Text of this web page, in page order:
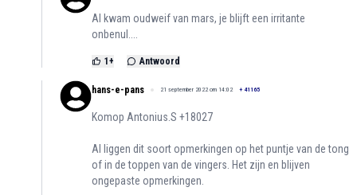
Al kwam oudweif van mars, je blijft een irritante
onbenul....
1 + Antwoord
hans-e-pans 21 september 2022 om 14:02 + 41165
Komop Antonius.S +18027
Al liggen dit soort opmerkingen op het puntje van de tong
of in de toppen van de vingers. Het zijn en blijven
ongepaste opmerkingen.